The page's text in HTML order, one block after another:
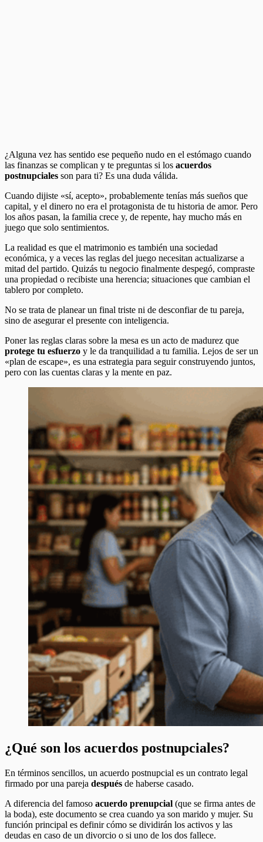
¿Alguna vez has sentido ese pequeño nudo en el estómago cuando
las finanzas se complican y te preguntas si los acuerdos
postnupciales son para ti? Es una duda válida.
Cuando dijiste «sí, acepto», probablemente tenías más sueños que
capital, y el dinero no era el protagonista de tu historia de amor. Pero
los años pasan, la familia crece y, de repente, hay mucho más en
juego que solo sentimientos.
La realidad es que el matrimonio es también una sociedad
económica, y a veces las reglas del juego necesitan actualizarse a
mitad del partido. Quizás tu negocio finalmente despegó, compraste
una propiedad o recibiste una herencia; situaciones que cambian el
tablero por completo.
No se trata de planear un final triste ni de desconfiar de tu pareja,
sino de asegurar el presente con inteligencia.
Poner las reglas claras sobre la mesa es un acto de madurez que
protege tu esfuerzo y le da tranquilidad a tu familia. Lejos de ser un
«plan de escape», es una estrategia para seguir construyendo juntos,
pero con las cuentas claras y la mente en paz.
¿Qué son los acuerdos postnupciales?
En términos sencillos, un acuerdo postnupcial es un contrato legal
firmado por una pareja después de haberse casado.
A diferencia del famoso acuerdo prenupcial (que se firma antes de
la boda), este documento se crea cuando ya son marido y mujer. Su
función principal es definir cómo se dividirán los activos y las
deudas en caso de un divorcio o si uno de los dos fallece.